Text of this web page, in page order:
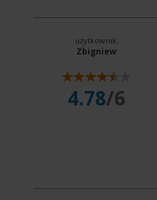
użytkownik:
Zbigniew
4.78/6